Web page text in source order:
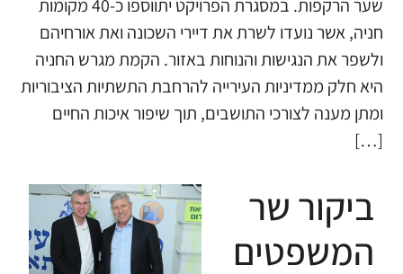
שער הרקפות. במסגרת הפרויקט יתווספו כ-40 מקומות
חניה, אשר נועדו לשרת את דיירי השכונה ואת אורחיהם
ולשפר את הנגישות והנוחות באזור. הקמת מגרש החניה
היא חלק ממדיניות העירייה להרחבת התשתיות הציבוריות
ומתן מענה לצורכי התושבים, תוך שיפור איכות החיים
[…]
ביקור שר
המשפטים